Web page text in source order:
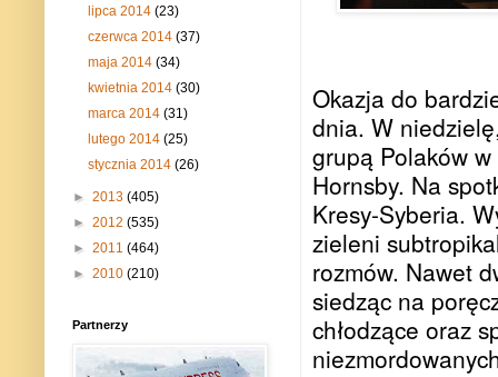
Okazja do
dnia. W
grupą Polaków
Hornsby. Na
Kresy-Syberia.
zieleni
rozmów. Nawet
siedząc na
chłodzące oraz
lipca 2014(23)
czerwca 2014(37)
maja 2014(34)
kwietnia 2014(30)
marca 2014(31)
lutego 2014(25)
stycznia 2014(26)
► 2013 (405)
► 2012 (535)
► 2011 (464)
► 2010 (210)
Partnerzy